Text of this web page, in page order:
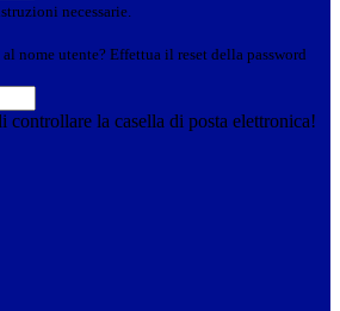
necessarie.
nome utente? Effettua il reset della password
controllare la casella di posta elettronica!